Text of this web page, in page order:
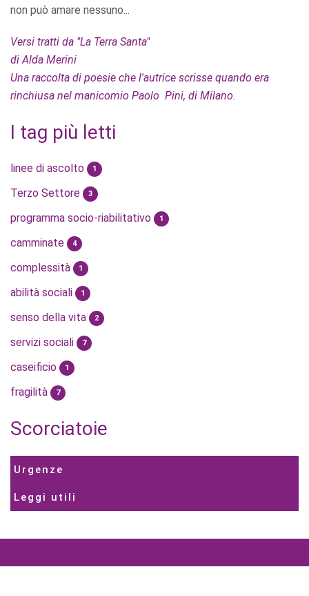
non può amare nessuno...
Versi tratti da "La Terra Santa"
di Alda Merini
Una raccolta di poesie che l'autrice scrisse quando era
rinchiusa nel manicomio Paolo Pini, di Milano.
I tag più letti
linee di ascolto 1
Terzo Settore 3
programma socio-riabilitativo 1
camminate 4
complessità 1
abilità sociali 1
senso della vita 2
servizi sociali 7
caseificio 1
fragilità 7
Scorciatoie
Urgenze
Leggi utili